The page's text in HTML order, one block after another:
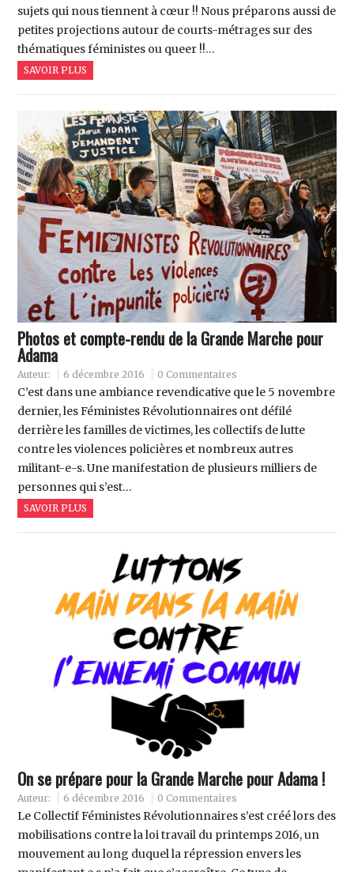
sujets qui nous tiennent à cœur !! Nous préparons aussi de
petites projections autour de courts-métrages sur des
thématiques féministes ou queer !!…
SAVOIR PLUS
Photos et compte-rendu de la Grande Marche pour
Adama
Auteur: 6 décembre 2016 0 Commentaires
C’est dans une ambiance revendicative que le 5 novembre
dernier, les Féministes Révolutionnaires ont défilé
derrière les familles de victimes, les collectifs de lutte
contre les violences policières et nombreux autres
militant-e-s. Une manifestation de plusieurs milliers de
personnes qui s’est…
SAVOIR PLUS
On se prépare pour la Grande Marche pour Adama !
Auteur: 6 décembre 2016 0 Commentaires
Le Collectif Féministes Révolutionnaires s’est créé lors des
mobilisations contre la loi travail du printemps 2016, un
mouvement au long duquel la répression envers les